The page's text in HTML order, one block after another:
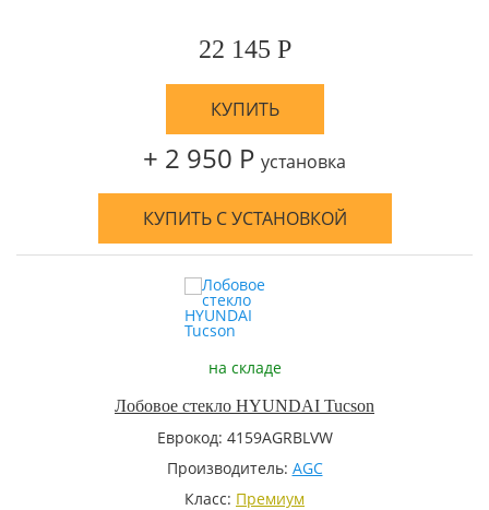
22 145 Р
КУПИТЬ
+ 2 950 Р установка
КУПИТЬ С УСТАНОВКОЙ
на складе
Лобовое стекло HYUNDAI Tucson
Еврокод: 4159AGRBLVW
Производитель: AGC
Класс: Премиум